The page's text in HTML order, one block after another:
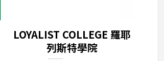
LOYALIST COLLEGE 羅耶
列斯特學院